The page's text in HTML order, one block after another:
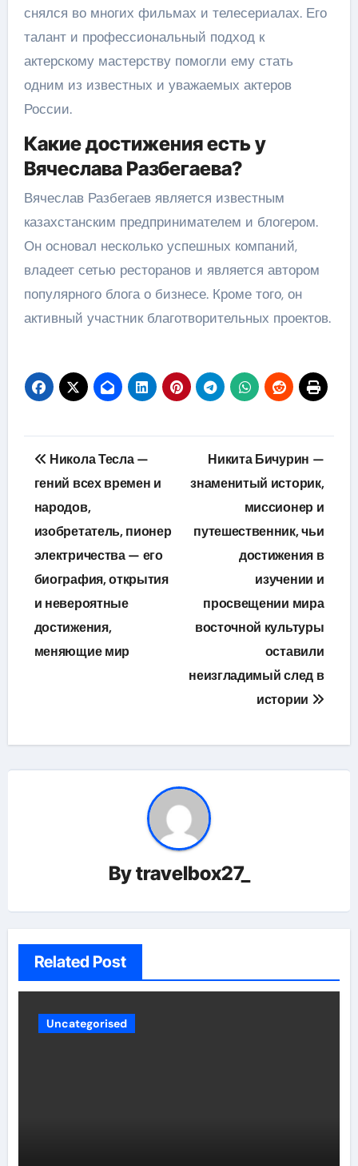
снялся во многих фильмах и телесериалах. Его
талант и профессиональный подход к
актерскому мастерству помогли ему стать
одним из известных и уважаемых актеров
России.
Какие достижения есть у
Вячеслава Разбегаева?
Вячеслав Разбегаев является известным
казахстанским предпринимателем и блогером.
Он основал несколько успешных компаний,
владеет сетью ресторанов и является автором
популярного блога о бизнесе. Кроме того, он
активный участник благотворительных проектов.
Навигация
по
записям
Никола Тесла —
гений всех времен и
народов,
изобретатель, пионер
электричества — его
биография, открытия
и невероятные
достижения,
меняющие мир
Никита Бичурин —
знаменитый историк,
миссионер и
путешественник, чьи
достижения в
изучении и
просвещении мира
восточной культуры
оставили
неизгладимый след в
истории
Bytravelbox27_
Related Post
Uncategorised